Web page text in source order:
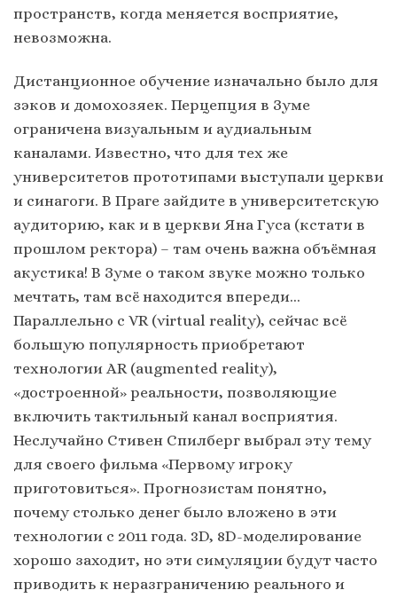
пространств, когда меняется восприятие,
невозможна.
Дистанционное обучение изначально было для
зэков и домохозяек. Перцепция в Зуме
ограничена визуальным и аудиальным
каналами. Известно, что для тех же
университетов прототипами выступали церкви
и синагоги. В Праге зайдите в университетскую
аудиторию, как и в церкви Яна Гуса (кстати в
прошлом ректора) – там очень важна объёмная
акустика! В Зуме о таком звуке можно только
мечтать, там всё находится впереди…
Параллельно с VR (virtual reality), сейчас всё
большую популярность приобретают
технологии АR (augmented reality),
«достроенной» реальности, позволяющие
включить тактильный канал восприятия.
Неслучайно Стивен Спилберг выбрал эту тему
для своего фильма «Первому игроку
приготовиться». Прогнозистам понятно,
почему столько денег было вложено в эти
технологии с 2011 года. 3D, 8D-моделирование
хорошо заходит, но эти симуляции будут часто
приводить к неразграничению реального и